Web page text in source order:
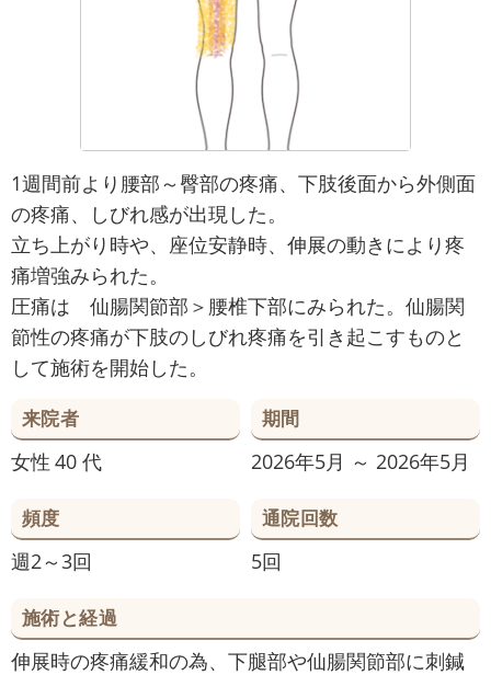
1週間前より腰部～臀部の疼痛、下肢後面から外側面
の疼痛、しびれ感が出現した。
立ち上がり時や、座位安静時、伸展の動きにより疼
痛増強みられた。
圧痛は 仙腸関節部＞腰椎下部にみられた。仙腸関
節性の疼痛が下肢のしびれ疼痛を引き起こすものと
して施術を開始した。
来院者
女性 40 代
期間
2026年5月 ～ 2026年5月
頻度
週2～3回
通院回数
5回
施術と経過
伸展時の疼痛緩和の為、下腿部や仙腸関節部に刺鍼